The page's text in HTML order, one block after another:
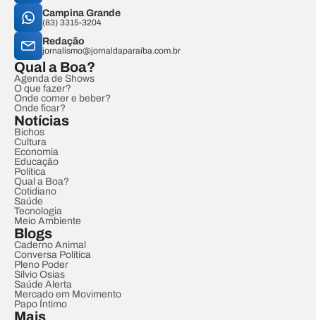
Campina Grande
(83) 3315-3204
Redação
jornalismo@jornaldaparaiba.com.br
Qual a Boa?
Agenda de Shows
O que fazer?
Onde comer e beber?
Onde ficar?
Notícias
Bichos
Cultura
Economia
Educação
Política
Qual a Boa?
Cotidiano
Saúde
Tecnologia
Meio Ambiente
Blogs
Caderno Animal
Conversa Política
Pleno Poder
Sílvio Osias
Saúde Alerta
Mercado em Movimento
Papo Íntimo
Mais